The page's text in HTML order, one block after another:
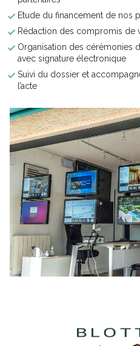
Etude du financement de nos
Rédaction des compromis de
Organisation des cérémonies
avec signature électronique
Suivi du dossier et
l’acte